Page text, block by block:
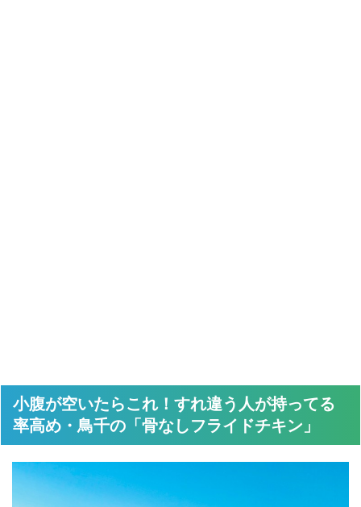
小腹が空いたらこれ！すれ違う人が持ってる
率高め・鳥千の「骨なしフライドチキン」